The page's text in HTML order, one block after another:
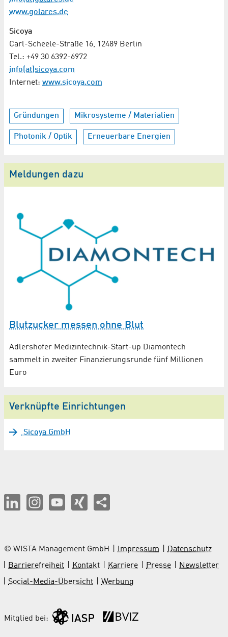
www.golares.de
Sicoya
Carl-Scheele-Straße 16, 12489 Berlin
Tel.: +49 30 6392-6972
info(at)sicoya.com
Internet: www.sicoya.com
Gründungen Mikrosysteme / Materialien
Photonik / Optik Erneuerbare Energien
Meldungen dazu
Blutzucker messen ohne Blut
Adlershofer Medizintechnik-Start-up Diamontech
sammelt in zweiter Finanzierungsrunde fünf Millionen
Euro
Verknüpfte Einrichtungen
Sicoya GmbH
© WISTA Management GmbH Impressum
Datenschutz
Barrierefreiheit
Kontakt Karriere Presse
Newsletter
Social-Media-Übersicht
Werbung
Mitglied bei: